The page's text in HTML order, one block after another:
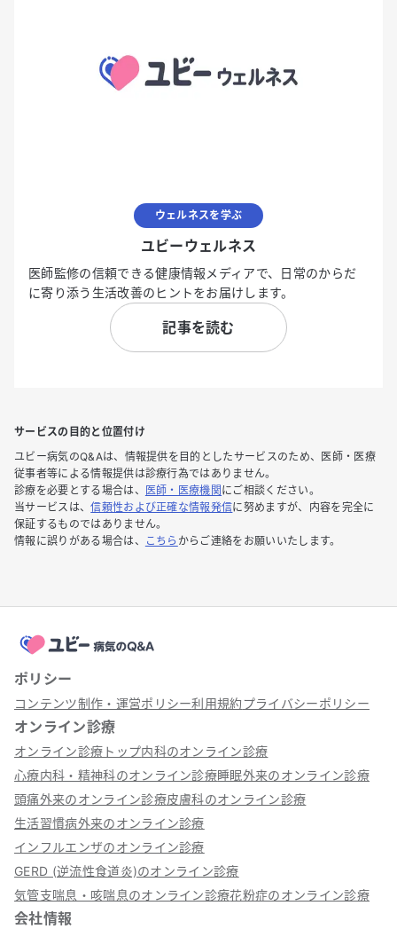
ウェルネスを学ぶ
ユビーウェルネス
医師監修の信頼できる健康情報メディアで、日常のからだ
に寄り添う生活改善のヒントをお届けします。
記事を読む
サービスの目的と位置付け
ユビー病気のQ&Aは、情報提供を目的としたサービスのため、医師・医療
従事者等による情報提供は診療行為ではありません。
診療を必要とする場合は、
医師・医療機関 にご相談ください。
当サービスは、信頼性および正確な情報発信に努めますが、内容を完全に
保証するものではありません。
情報に誤りがある場合は、
こちら からご連絡をお願いいたします。
ポリシー
コンテンツ制作・運営ポリシー利用規約プライバシーポリシー
オンライン診療
オンライン診療トップ内科のオンライン診療
心療内科・精神科のオンライン診療睡眠外来のオンライン診療
頭痛外来のオンライン診療皮膚科のオンライン診療
生活習慣病外来のオンライン診療
インフルエンザのオンライン診療
GERD (逆流性食道炎)のオンライン診療
気管支喘息・咳喘息のオンライン診療花粉症のオンライン診療
会社情報